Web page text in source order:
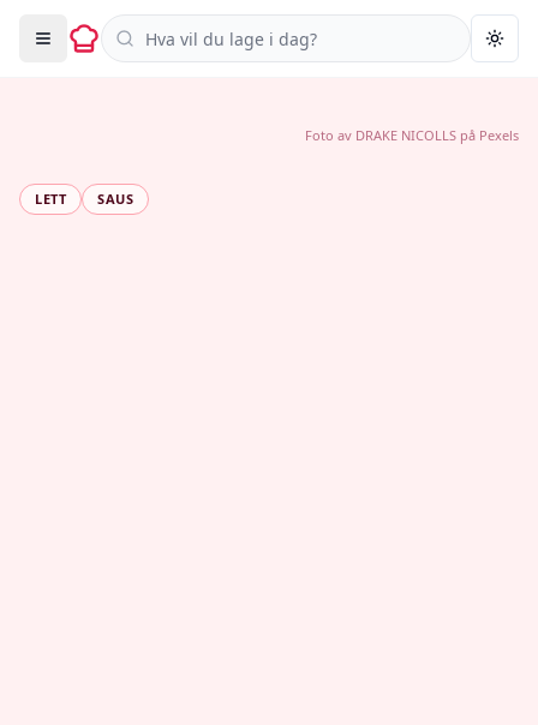
Søk i oppskrifter
LETT SAUS
Foto av DRAKE NICOLLS på Pexels